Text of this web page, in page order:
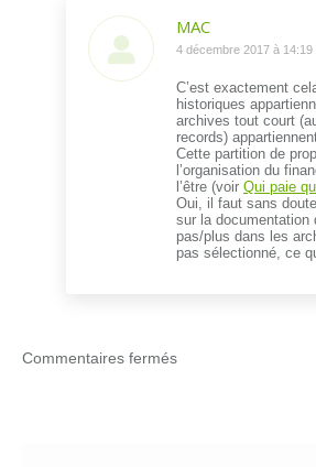
MAC
dit
4 décembre 2017 à 14:19
C’est exactement
historiques
archives tout court
records)
Cette partition de
l’organisation du
l’être (voir Qui paie
Oui, il faut sans
sur la documentation
pas/plus dans les
pas sélectionné, ce
Commentaires fermés